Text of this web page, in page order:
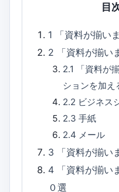
目
1
「資料が揃い
2
「資料が揃
2.1
「資料が
ションを加え
2.2 ビジネス
2.3 手紙
2.4 メール
3
「資料が揃
4
「資料が揃い
０選